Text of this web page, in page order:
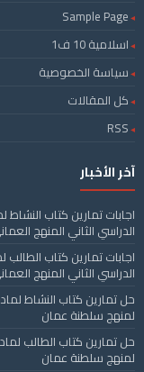
Sample Page
اسلامية 10 ف1
سياسة الخصوصية
كل المقالات
RSS
آخر الأخبار
اجابات تمارين كتاب
الدراسي الثاني المنهج
اجابات تمارين كتاب
الدراسي الثاني المنهج
حل تمارين كتاب النشاط
لمنهج سلطنة عمان
حل تمارين كتاب الطالب
لمنهج سلطنة عمان